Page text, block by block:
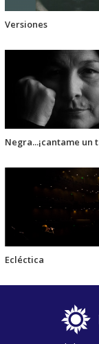
Versiones
Negra...¡cantame un
Ecléctica